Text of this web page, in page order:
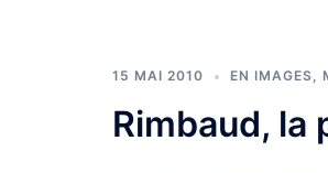
15 MAI 2010 EN IMAGES,
Rimbaud, la